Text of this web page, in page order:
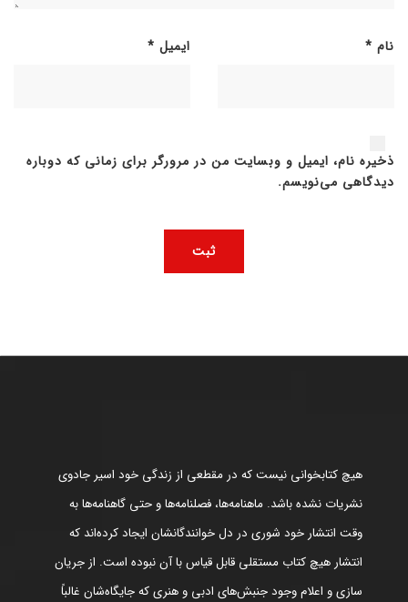
نام * ایمیل *
ذخیره نام، ایمیل و وبسایت من در مرورگر برای زمانی که دوباره
دیدگاهی می‌نویسم.
هیچ کتابخوانی نیست که در مقطعی از زندگی خود اسیر جادوی
نشریات نشده باشد. ماهنامه‌ها، فصلنامه‌ها و حتی گاهنامه‌ها به
وقت انتشار خود شوری در دل خوانندگانشان ایجاد کرده‌اند که
انتشار هیچ کتاب مستقلی قابل قیاس با آن نبوده است. از جریان
سازی و اعلام وجود جنبش‌های ادبی و هنری که جایگاه‌شان غالباً